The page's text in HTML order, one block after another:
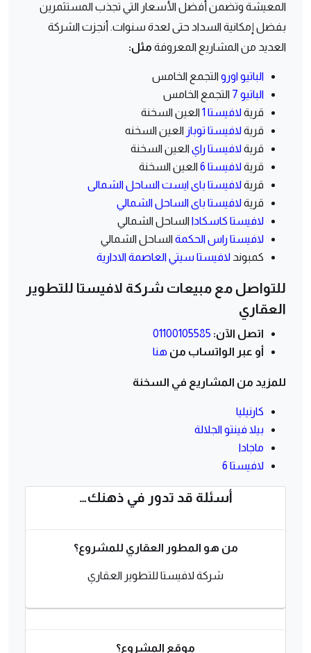
المعيشة وتضمن أفضل الأسعار التي تجذب المستثمرين
بفضل إمكانية السداد حتى لعدة سنوات. أنجزت الشركة
العديد من المشاريع المعروفة مثل:
الباتيو اورو التجمع الخامس
الباتيو 7
التجمع الخامس
قريةلافيستا 1
العين السخنة
قريةلافيستا توباز العين السخنه
قريةلافيستا راي العين السخنة
قريةلافيستا 6
العين السخنة
قريةلافيستا باى ايست الساحل الشمالى
قريةلافيستا باى الساحل الشمالي
لافيستا كاسكادا الساحل الشمالي
لافيستا راس الحكمة الساحل الشمالي
كمبوند لافيستا سيتي العاصمة الادارية
للتواصل مع مبيعات شركة لافيستا للتطوير
العقاري
اتصل الآن: 01100105585
أو عبر الواتساب من هنا
للمزيد من المشاريع في السخنة
كارنيليا
بيلا فينتو الجلالة
ماجادا
لافيستا 6
أسئلة قد تدور في ذهنك…
من هو المطور العقاري للمشروع؟
شركة لافيستا للتطوير العقاري
موقع المشروع؟